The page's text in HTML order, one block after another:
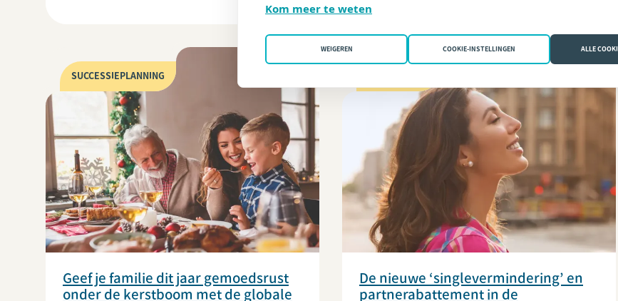
SUCCESSIEPLANNING
Geef je familie dit jaar gemoedsrust
onder de kerstboom met de globale
De nieuwe ‘singlevermindering’ en
partnerabattement in de
Kom meer te weten
WEIGEREN COOKIE-INSTELLINGEN ALLE